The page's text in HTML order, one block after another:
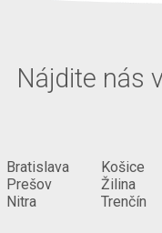
Nájdite nás
Bratislava
Prešov
Nitra
Košice
Žilina
Trenčín